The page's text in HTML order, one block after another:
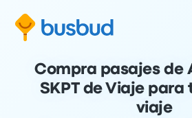
Compra pasajes de
SKPT de Viaje para
viaje